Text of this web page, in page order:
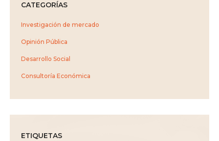
CATEGORÍAS
Investigación de mercado
Opinión Pública
Desarrollo Social
Consultoría Económica
ETIQUETAS